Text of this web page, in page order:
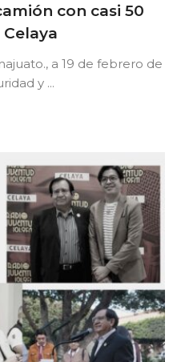
con casi 50
a 19 de febrero de
y ...